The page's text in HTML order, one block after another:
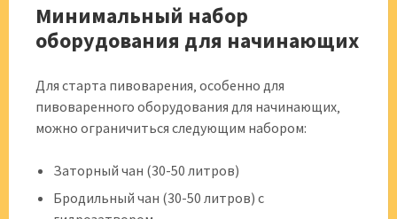
Минимальный набор
оборудования для начинающих
Для старта пивоварения‚ особенно для
пивоваренного оборудования для начинающих‚
можно ограничиться следующим набором:
Заторный чан (30-50 литров)
Бродильный чан (30-50 литров) с